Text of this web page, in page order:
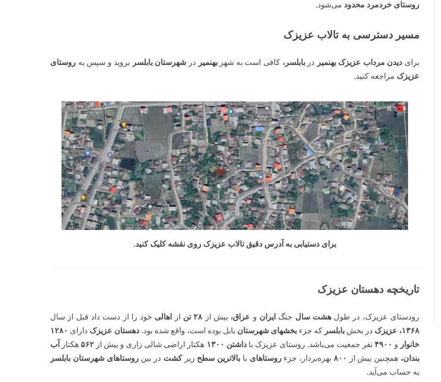
روستای خردمرد محدود می‌شود.
مسیر دسترسی به تالاب عزیزک
برای دیدن مرداب عزیزک بهنمیر دربابلسر، کافی است به شهربهنمیر در شهرستان بابلسر بروید و سپس به روستای
عزیزک مراجعه کنید.
برای دستیابی به آدرس دقیق تالاب عزیزک روی نقشه کلیک کنید.
تاریخچه دهستان عزیزک
رودستای عزیزک، در طولهشت سال جنگ ایران و عراق، بیش از ۲۸ تن از اهالی خود را از دست داد قبل از سال
۱۳۶۸، عزیزک
در بخش بابلسر که جزء بخشهای شهرستان بابل بوده است، واقع شده بود. دهستان عزیزک دارای ۱۲۸۰
خانوار و ۴۹۰۰ نفر جمعیت می‌باشد. روستای عزیزک باداشتن ۱۳۰۰ هکتار اراضی شالی زاری و بیش از ۵۶۲هکتار
آب
بندان، همچنین بیش از ۸۰۰ بهره‌بردار، جزءروستاهای با بالاترین سطح زیرکشت در بینروستاهای شهرستان بابلسر
به حساب می‌آید.